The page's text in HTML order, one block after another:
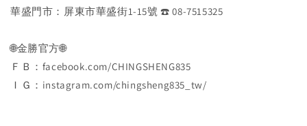
華盛門市：屏東市華盛街1-15號 ☎️ 08-7515325
🌐金勝官方🌐
ＦＢ：facebook.com/CHINGSHENG835
ＩＧ：instagram.com/chingsheng835_tw/